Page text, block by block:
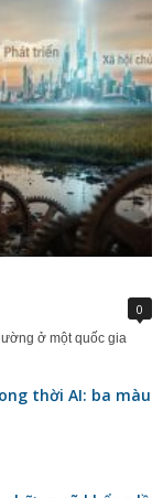
0
ở một quốc gia
thời AI: ba màu